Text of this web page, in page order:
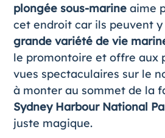
plongée sous-marineaime
cet endroit car ils peuvent
grande variété de vie
le promontoire et offre aux
vues spectaculaires sur le
à monter au sommet de la
Sydney Harbour National
juste magique.